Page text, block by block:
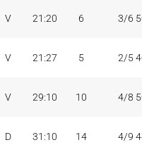
V 21:20 6 3/6
V 21:27 5 2/5
V 29:10 10 4/8
D 31:10 14 4/9